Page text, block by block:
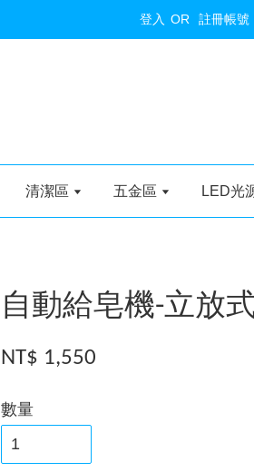
登入 OR 註冊帳號
清潔區 五金區 LED光
自動給皂機-立放式
NT$ 1,550
數量